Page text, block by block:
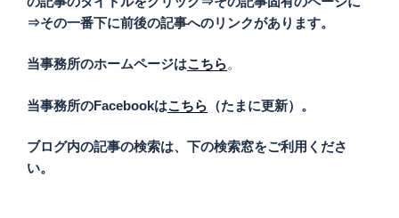
⇒その一番下に前後の記事へのリンクがあります。
当事務所のホームページはこちら。
当事務所のFacebookはこちら （たまに更新）。
ブログ内の記事の検索は、下の検索窓をご利用くださ
い。